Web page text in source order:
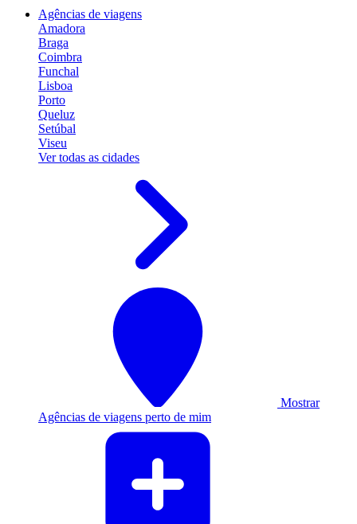
Agências de viagens
Amadora
Braga
Coimbra
Funchal
Lisboa
Porto
Queluz
Setúbal
Viseu
Ver todas as cidades
Mostrar
Agências de viagens perto de mim